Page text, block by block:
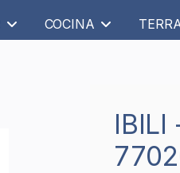
COCINA
IBILI - PARRILLA RODABALLO INOX -